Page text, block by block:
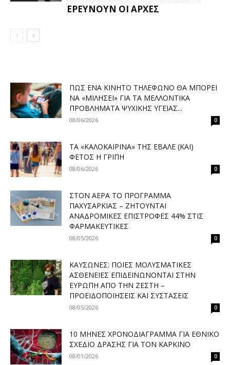
ΕΡΕΥΝΟΎΝ ΟΙ ΑΡΧΈΣ
ΠΏΣ ΈΝΑ ΚΙΝΗΤΌ ΤΗΛΈΦΩΝΟ ΘΑ ΜΠΟΡΕΊ
ΝΑ «ΜΙΛΉΣΕΙ» ΓΙΑ ΤΑ ΜΕΛΛΟΝΤΙΚΆ
ΠΡΟΒΛΉΜΑΤΑ ΨΥΧΙΚΉΣ ΥΓΕΊΑΣ...
08/06/2026 0
ΤΑ «ΚΑΛΟΚΑΙΡΙΝΆ» ΤΗΣ ΈΒΑΛΕ (ΚΑΙ)
ΦΈΤΟΣ Η ΓΡΊΠΗ
08/06/2026 0
ΣΤΟΝ ΑΈΡΑ ΤΟ ΠΡΌΓΡΑΜΜΑ
ΠΑΧΥΣΑΡΚΊΑΣ – ΖΗΤΟΎΝΤΑΙ
ΑΝΑΔΡΟΜΙΚΈΣ ΕΠΙΣΤΡΟΦΈΣ 44% ΣΤΙΣ
ΦΑΡΜΑΚΕΥΤΙΚΈΣ
08/05/2026 0
ΚΑΎΣΩΝΕΣ: ΠΟΙΕΣ ΜΟΛΥΣΜΑΤΙΚΈΣ
ΑΣΘΈΝΕΙΕΣ ΕΠΙΔΕΙΝΏΝΟΝΤΑΙ ΣΤΗΝ
ΕΥΡΏΠΗ ΑΠΌ ΤΗΝ ΖΈΣΤΗ –
ΠΡΟΕΙΔΟΠΟΙΉΣΕΙΣ ΚΑΙ ΣΥΣΤΆΣΕΙΣ
08/05/2026 0
10 ΜΉΝΕΣ ΧΡΟΝΟΔΙΆΓΡΑΜΜΑ ΓΙΑ ΕΘΝΙΚΌ
ΣΧΈΔΙΟ ΔΡΆΣΗΣ ΓΙΑ ΤΟΝ ΚΑΡΚΊΝΟ
08/01/2026 0